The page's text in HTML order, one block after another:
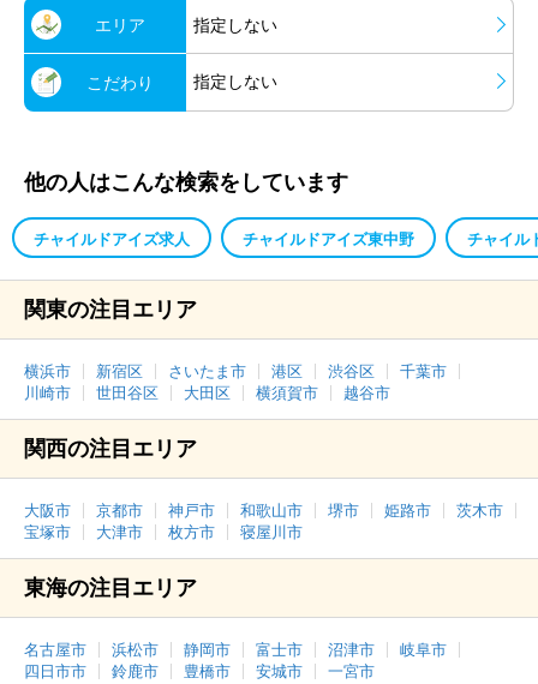
エリア 指定しない
こだわり 指定しない
他の人はこんな検索をしています
チャイルドアイズ求人 チャイルドアイズ東中野 チャイル
関東の注目エリア
横浜市 新宿区 さいたま市 港区 渋谷区
千葉市
川崎市
世田谷区 大田区 横須賀市 越谷市
関西の注目エリア
大阪市 京都市 神戸市 和歌山市 堺市 姫路市
茨木市
宝塚市
大津市 枚方市 寝屋川市
東海の注目エリア
名古屋市 浜松市 静岡市 富士市 沼津市
岐阜市
四日市市
鈴鹿市 豊橋市 安城市 一宮市